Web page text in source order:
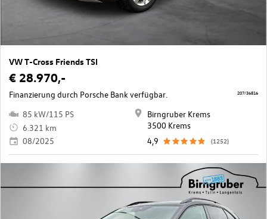
VW T-Cross Friends TSI
€ 28.970,-
Finanzierung durch Porsche Bank verfügbar.
85 kW/115 PS
6.321 km
08/2025
Birngruber Krems
3500 Krems
4,9
(1252)
207/36816